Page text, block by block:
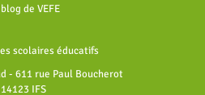
de VEFE
scolaires éducatifs
- 611 rue Paul Boucherot
14123 IFS